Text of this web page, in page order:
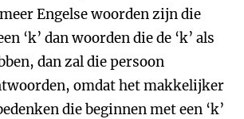
Engelse woorden zijn die
‘k’ dan woorden die de ‘k’ als
dan zal die persoon
omdat het makkelijker
die beginnen met een ‘k’